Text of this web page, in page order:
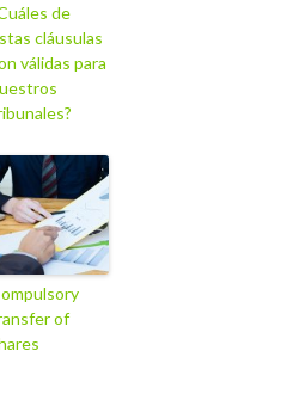
de
cláusulas
válidas para
of